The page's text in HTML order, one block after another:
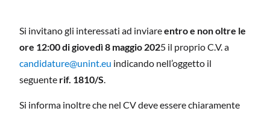
Si invitano gli interessati ad inviareentro e non oltre le
ore 12:00 di giovedì 8 maggio 2025 il proprio C.V. a
candidature@unint.eu indicando nell’oggetto il
seguente rif. 1810/S.
Si informa inoltre che nel CV deve essere chiaramente